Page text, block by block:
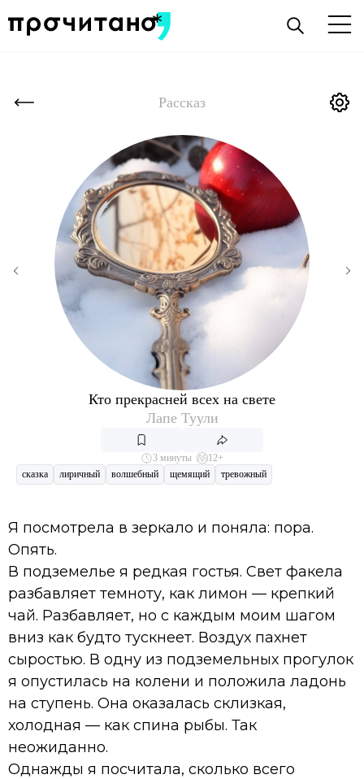
Рассказ
Кто прекрасней всех на свете
Лапе Туули
3 минуты
12+
сказка
лиричный волшебный щемящий тревожный
Я посмотрела в зеркало и поняла: пора.
Опять.
В подземелье я редкая гостья. Свет факела
разбавляет темноту, как лимон — крепкий
чай. Разбавляет, но с каждым моим шагом
вниз как будто тускнеет. Воздух пахнет
сыростью. В одну из подземельных прогулок
я опустилась на колени и положила ладонь
на ступень. Она оказалась склизкая,
холодная — как спина рыбы. Так
неожиданно.
Однажды я посчитала, сколько всего